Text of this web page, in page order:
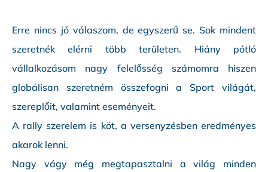
Erre nincs jó válaszom, de egyszerű se. Sok mindent
szeretnék elérni több területen. Hiány pótló
vállalkozásom nagy felelősség számomra hiszen
globálisan szeretném összefogni a Sport világát,
szereplőit, valamint eseményeit.
A rally szerelem is köt, a versenyzésben eredményes
akarok lenni.
Nagy vágy még megtapasztalni a világ minden